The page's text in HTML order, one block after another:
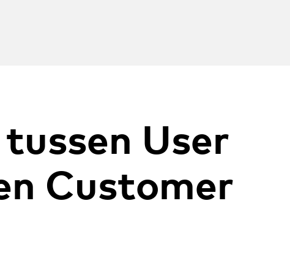
User
Customer